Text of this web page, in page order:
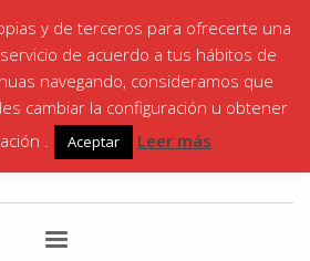
868 06 35 87|
y de terceros para ofrecerte una
de acuerdo a tus hábitos de
navegando, consideramos que
cambiar la configuración u obtener
.
Aceptar Leer más